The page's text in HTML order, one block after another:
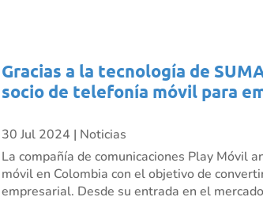
Gracias a la tecnología de
socio de telefonía móvil para
30 Jul 2024 | Noticias
La compañía de comunicaciones Play Móvil
móvil en Colombia con el objetivo de
empresarial. Desde su entrada en el